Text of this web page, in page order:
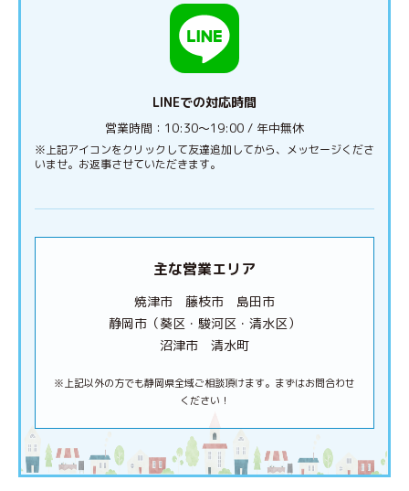
LINEでの対応時間
営業時間：10:30〜19:00 / 年中無休
※上記アイコンをクリックして友達追加してから、メッセージくださ
いませ。お返事させていただきます。
主な営業エリア
焼津市 藤枝市 島田市
静岡市（葵区・駿河区・清水区）
沼津市 清水町
※上記以外の方でも静岡県全域ご相談頂けます。まずはお問合わせ
ください！